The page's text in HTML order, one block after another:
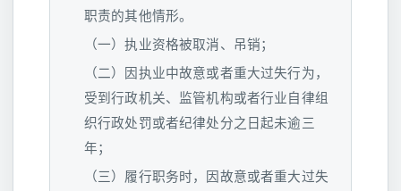
职责的其他情形。
（一）执业资格被取消、吊销；
（二）因执业中故意或者重大过失行为，
受到行政机关、监管机构或者行业自律组
织行政处罚或者纪律处分之日起未逾三
年；
（三）履行职务时，因故意或者重大过失